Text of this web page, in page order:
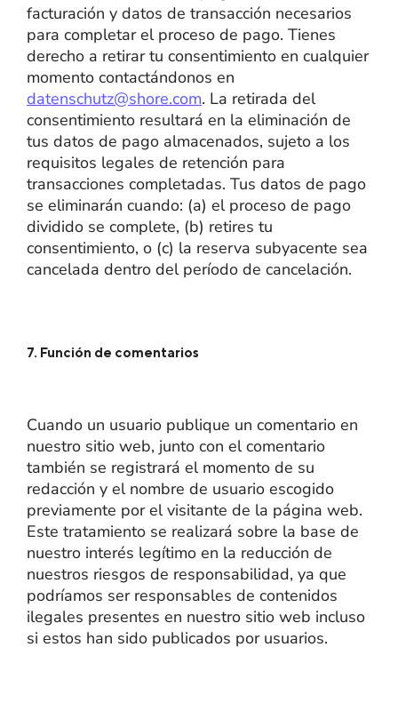
facturación y datos de transacción necesarios
para completar el proceso de pago. Tienes
derecho a retirar tu consentimiento en cualquier
momento contactándonos en
datenschutz@shore.com. La retirada del
consentimiento resultará en la eliminación de
tus datos de pago almacenados, sujeto a los
requisitos legales de retención para
transacciones completadas. Tus datos de pago
se eliminarán cuando: (a) el proceso de pago
dividido se complete, (b) retires tu
consentimiento, o (c) la reserva subyacente sea
cancelada dentro del período de cancelación.
7. Función de comentarios
Cuando un usuario publique un comentario en
nuestro sitio web, junto con el comentario
también se registrará el momento de su
redacción y el nombre de usuario escogido
previamente por el visitante de la página web.
Este tratamiento se realizará sobre la base de
nuestro interés legítimo en la reducción de
nuestros riesgos de responsabilidad, ya que
podríamos ser responsables de contenidos
ilegales presentes en nuestro sitio web incluso
si estos han sido publicados por usuarios.